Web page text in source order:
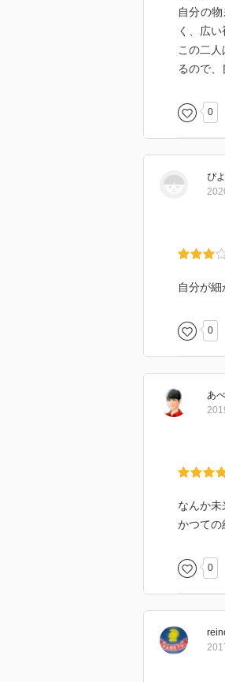
自分の
く、広
この二
るので、
0
ぴよ
自分が
0
あ
なんか
かつての
0